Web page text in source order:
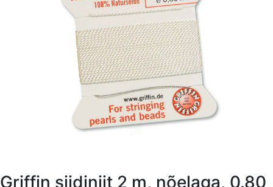
Griffin siidiniit 2 m, nõelaga, 0.80